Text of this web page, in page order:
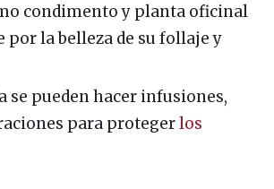
condimento y planta oficinal
la belleza de su follaje y
se pueden hacer infusiones,
para protegerlos